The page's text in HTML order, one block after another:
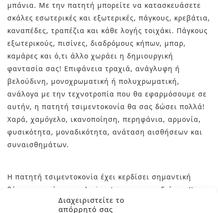
Διαχειριστείτε το
απόρρητό σας
μπάνια. Με την πατητή μπορείτε να κατασκευάσετε
σκάλες εσωτερικές και εξωτερικές, πάγκους, κρεβάτια,
καναπέδες, τραπέζια και κάθε λογής τοιχάκι. Πάγκους
εξωτερικούς, πισίνες, διαδρόμους κήπων, μπαρ,
καμάρες και ό,τι άλλο χωράει η δημιουργική
φαντασία σας! Επιφάνεια τραχιά, ανάγλυφη ή
βελούδινη, μονοχρωματική ή πολυχρωματική,
ανάλογα με την τεχνοτροπία που θα εφαρμόσουμε σε
αυτήν, η πατητή τσιμεντοκονία θα σας δώσει πολλά!
Χαρά, χαμόγελο, ικανοποίηση, περηφάνια, αρμονία,
φυσικότητα, μοναδικότητα, ανάταση αισθήσεων και
συναισθημάτων.
Η πατητή τσιμεντοκονία έχει κερδίσει σημαντική
θέση στην πίτα του design (και στην καρδιά μας!)
ιδιωτικών και επαγγελματικών χώρων ως ένα όμορφο,